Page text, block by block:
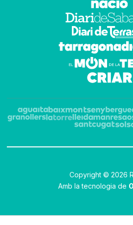
Copyright © 2026
Amb la tecnologia de